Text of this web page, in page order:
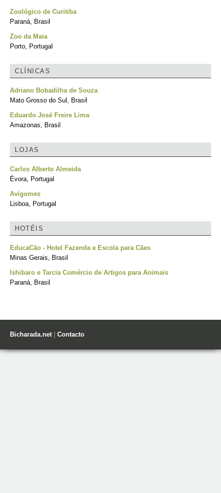
Zoológico de Curitiba
Paraná, Brasil
Zoo da Maia
Porto, Portugal
CLÍNICAS
Adriano Bobadilha de Souza
Mato Grosso do Sul, Brasil
Eduardo José Freire Lima
Amazonas, Brasil
LOJAS
Carlos Alberto Almeida
Évora, Portugal
Avigomes
Lisboa, Portugal
HOTÉIS
EducaCão - Hotel Fazenda e Escola para Cães
Minas Gerais, Brasil
Ishibaro e Tarcia Comércio de Artigos para Animais
Paraná, Brasil
Bicharada.net| Contacto